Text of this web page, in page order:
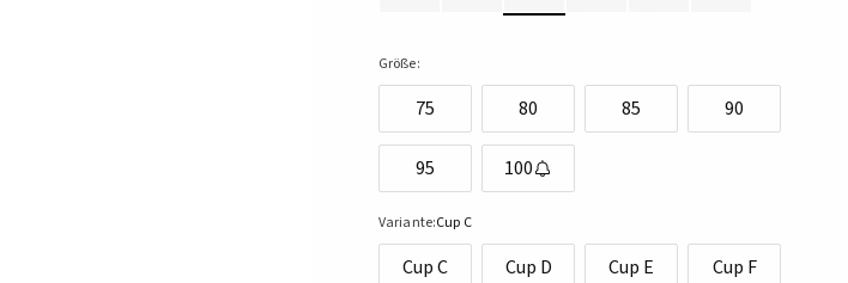
Größe:
75 80 85 90
95 100
Variante:Cup C
Cup C Cup D Cup E Cup F